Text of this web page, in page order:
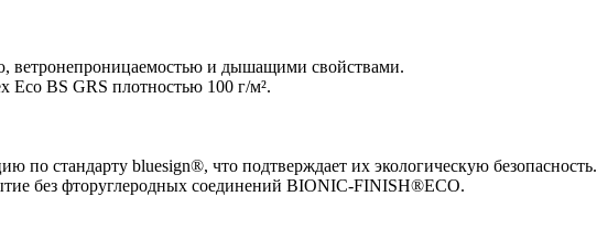
ветронепроницаемостью и дышащими свойствами.
Eco BS GRS плотностью 100 г/м².
по стандарту bluesign®, что подтверждает их экологическую безопасность.
без фторуглеродных соединений BIONIC-FINISH®ECO.